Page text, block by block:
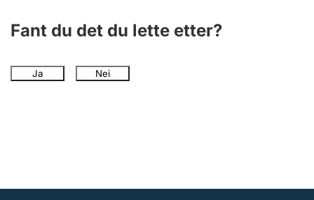
Fant du det du lette etter?
Ja Nei